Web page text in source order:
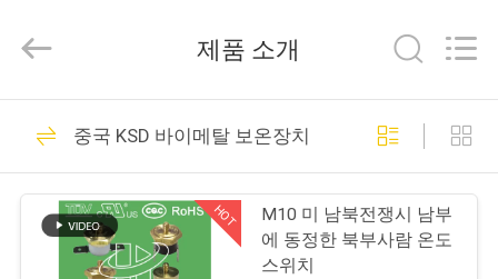
제
2026
Hao
Rights
KSD 바이메탈 보온
장치
126
제품 소개
중국 KSD 바이메탈 보온장치
HOT
M10 미 남북전쟁시 남부
에 동정한 북부사람 온도
스위치